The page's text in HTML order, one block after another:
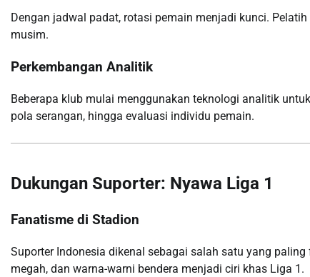
Dengan jadwal padat, rotasi pemain menjadi kunci.
musim.
Perkembangan Analitik
Beberapa klub mulai menggunakan teknologi analitik
pola serangan, hingga evaluasi individu pemain.
Dukungan Suporter: Nyawa Liga 1
Fanatisme di Stadion
Suporter Indonesia dikenal sebagai salah satu yang
megah, dan warna-warni bendera menjadi ciri khas Liga 1.